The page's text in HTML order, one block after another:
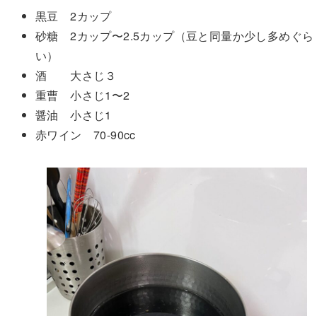
黒豆 2カップ
砂糖 2カップ〜2.5カップ（豆と同量か少し多めぐら
い）
酒 大さじ３
重曹 小さじ1〜2
醤油 小さじ1
赤ワイン 70-90cc